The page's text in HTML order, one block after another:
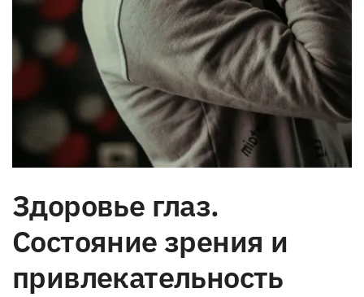
Здоровье глаз.
Состояние зрения и
привлекательность